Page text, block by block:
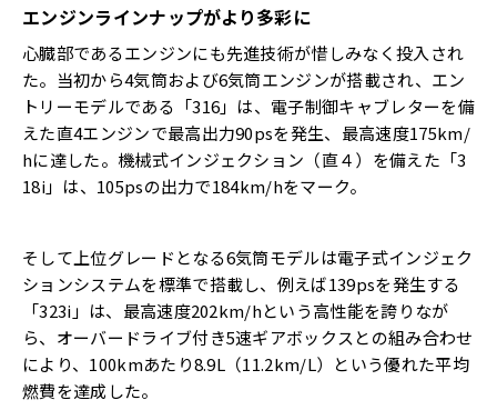
エンジンラインナップがより多彩に
心臓部であるエンジンにも先進技術が惜しみなく投入され
た。当初から4気筒および6気筒エンジンが搭載され、エン
トリーモデルである「316」は、電子制御キャブレターを備
えた直4エンジンで最高出力90psを発生、最高速度175km/
hに達した。機械式インジェクション（直４）を備えた「3
18i」は、105psの出力で184km/hをマーク。
そして上位グレードとなる6気筒モデルは電子式インジェク
ションシステムを標準で搭載し、例えば139psを発生する
「323i」は、最高速度202km/hという高性能を誇りなが
ら、オーバードライブ付き5速ギアボックスとの組み合わせ
により、100kmあたり8.9L（11.2km/L）という優れた平均
燃費を達成した。